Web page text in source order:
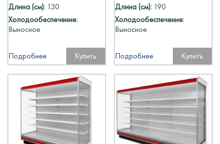
Длина (см): 130
Холодообеспечение:
Выносное
Подробнее Купить
Длина (см): 190
Холодообеспечение:
Выносное
Подробнее Купить